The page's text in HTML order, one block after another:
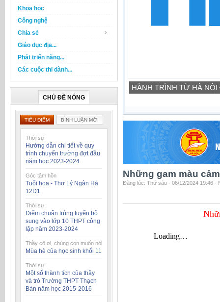
Khoa học
Công nghệ
Chia sẻ
Giáo dục địa...
Phát triển năng...
Các cuộc thi dành...
CHỦ ĐỀ NÓNG
TIÊU ĐIỂM BÌNH LUẬN MỚI
Thời sự
Hướng dẫn chi tiết về quy
trình chuyển trường đợt đầu
năm học 2023-2024
Góc tâm hồn
Tuổi hoa - Thơ Lý Ngân Hà
12D1
Thời sự
Điểm chuẩn trúng tuyển bổ
sung vào lớp 10 THPT công
lập năm 2023-2024
Thầy cô ơi, chúng con muốn nói
Mùa hè của học sinh khối 11
Thời sự
Một số thành tích của thầy
và trò Trường THPT Thạch
Bàn năm học 2015-2016
HÀNH TRÌNH TỪ HÀ
Những gam màu
Đăng lúc: Thứ sáu - 06/12/2024 19:46 -